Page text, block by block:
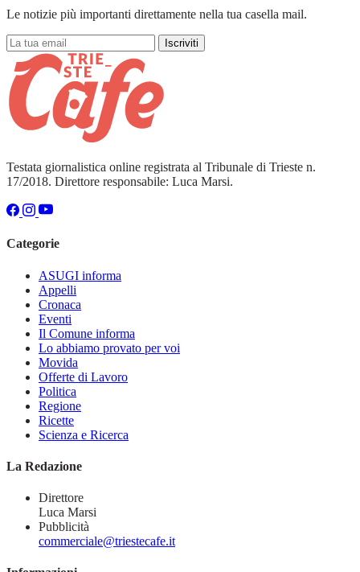
Le notizie più importanti direttamente nella tua casella mail.
Iscriviti
Testata giornalistica online registrata al Tribunale di Trieste n.
17/2018. Direttore responsabile: Luca Marsi.
Categorie
ASUGI informa
Appelli
Cronaca
Eventi
Il Comune informa
Lo abbiamo provato per voi
Movida
Offerte di Lavoro
Politica
Regione
Ricette
Scienza e Ricerca
La Redazione
Direttore
Luca Marsi
Pubblicità
commerciale@triestecafe.it